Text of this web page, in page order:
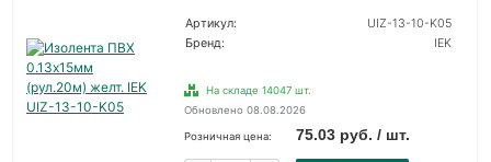
Артикул:
UIZ-13-10-K05
Бренд:
IEK
На складе 14047 шт.
Обновлено 08.08.2026
Розничная цена: 75.03 руб. / шт.